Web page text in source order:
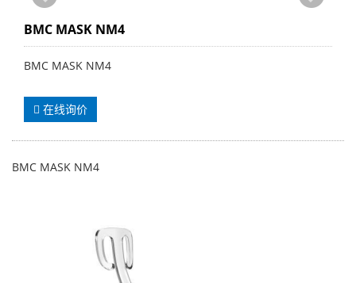
BMC MASK NM4
BMC MASK NM4
在线询价
BMC MASK NM4